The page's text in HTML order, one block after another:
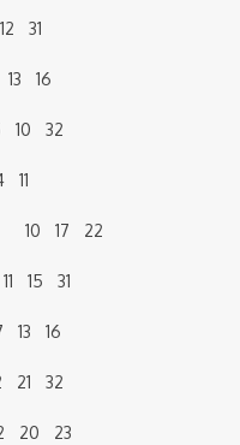
31
16
32
10 17 22
15 31
16
32
23